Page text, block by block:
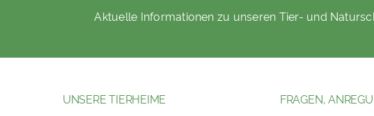
Aktuelle Informationen zu unseren Tier- und
UNSERE TIERHEIME FRAGEN,